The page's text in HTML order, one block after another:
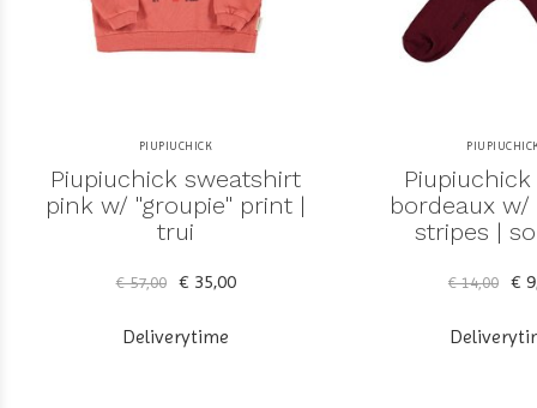
PIUPIUCHICK
Piupiuchick sweatshirt
pink w/ "groupie" print |
trui
€ 57,00 € 35,00
Deliverytime
bordeaux
stripes |
€ 14,00 €